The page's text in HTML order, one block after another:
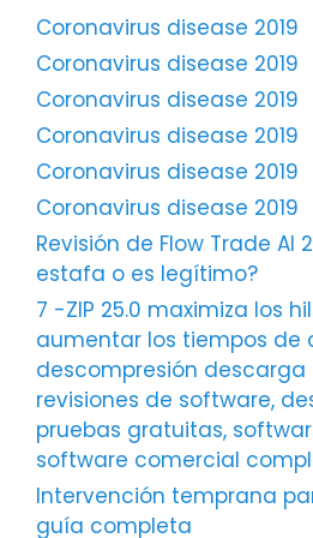
Coronavirus disease 2019
Coronavirus disease 2019
Coronavirus disease 2019
Coronavirus disease 2019
Coronavirus disease 2019
Coronavirus disease 2019
Revisión de Flow Trade AI
estafa o es legítimo?
7 -ZIP 25.0 maximiza los
aumentar los tiempos de
descompresión
revisiones de software,
pruebas gratuitas,
software comercial
Intervención temprana
guía completa